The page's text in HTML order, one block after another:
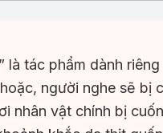
là tác phẩm dành
người nghe sẽ bị
nhân vật chính bị